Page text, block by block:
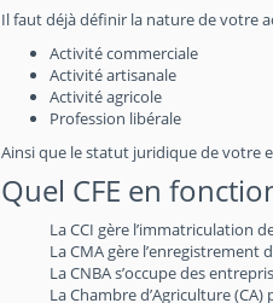
Il faut déjà définir la nature de votre
Activité commerciale
Activité artisanale
Activité agricole
Profession libérale
Ainsi que le statut juridique de votre
Quel CFE en
La CCI gère l’immatriculation
La CMA gère
La CNBA s’occupe des
La Chambre d’Agriculture